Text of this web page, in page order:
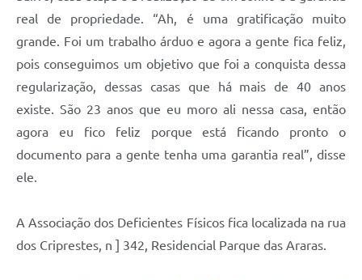
real de propriedade. “Ah, é uma gratificação muito
grande. Foi um trabalho árduo e agora a gente fica feliz,
pois conseguimos um objetivo que foi a conquista dessa
regularização, dessas casas que há mais de 40 anos
existe. São 23 anos que eu moro ali nessa casa, então
agora eu fico feliz porque está ficando pronto o
documento para a gente tenha uma garantia real”, disse
ele.
A Associação dos Deficientes Físicos fica localizada na rua
dos Criprestes, n ] 342, Residencial Parque das Araras.